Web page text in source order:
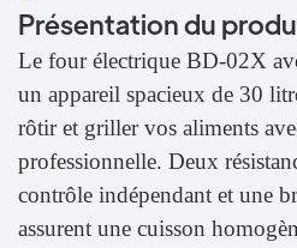
Présentation du
Le four électrique BD-02X
un appareil spacieux de 30
rôtir et griller vos aliments
professionnelle. Deux
contrôle indépendant et une
assurent une cuisson